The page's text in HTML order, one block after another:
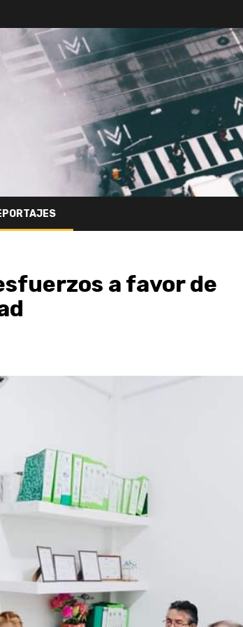
a favor de
y otros proyectos de impacto
de 2026 Redacción